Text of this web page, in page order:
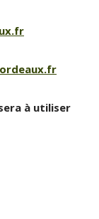
à utiliser